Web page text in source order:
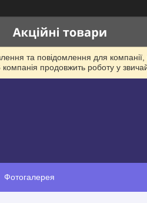
та повідомлення для
продовжить роботу у
Фотогалерея